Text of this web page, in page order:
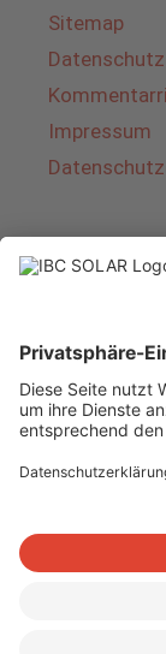
Sitemap
Datenschutz
Impressum
Über IBC
von
Bereich
deckt das
bis zur
Industrie